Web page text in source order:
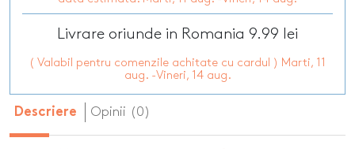
Livrare oriunde in Romania 9.99 lei
( Valabil pentru comenzile achitate cu cardul ) Marti, 11
aug. -Vineri, 14 aug.
Descriere Opinii (0)